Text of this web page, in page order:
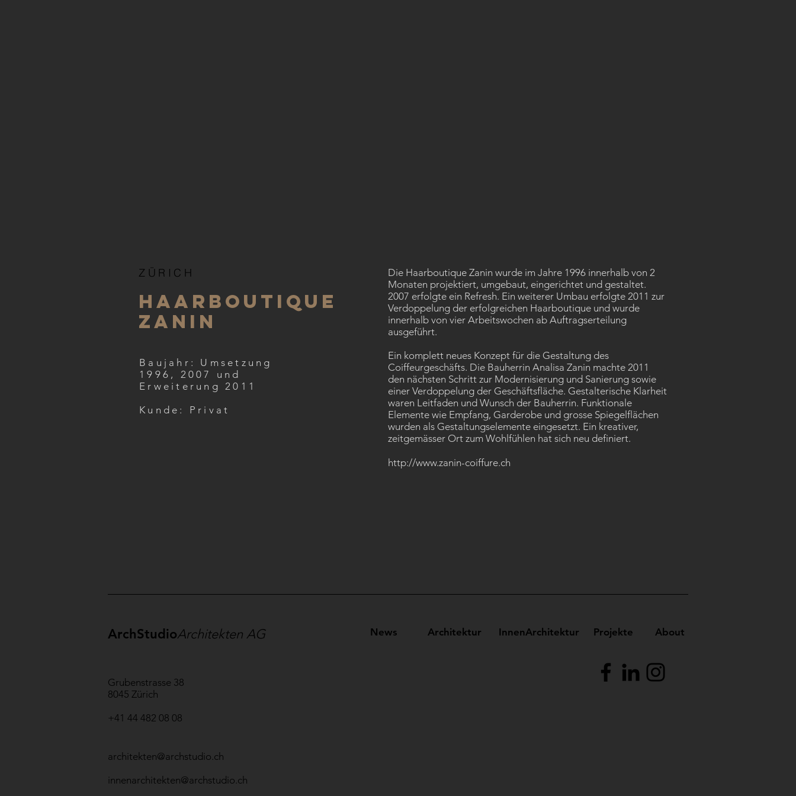
ZÜRICH
Haarboutique
Zanin
Baujahr: Umsetzung
1996, 2007 und
Erweiterung 2011
Kunde: Privat
Die Haarboutique Zanin wurde im Jahre 1996 innerhalb von 2
Monaten projektiert, umgebaut, eingerichtet und gestaltet.
2007 erfolgte ein Refresh. Ein weiterer Umbau erfolgte 2011 zur
Verdoppelung der erfolgreichen Haarboutique und wurde
innerhalb von vier Arbeitswochen ab Auftragserteilung
ausgeführt.
Ein komplett neues Konzept für die Gestaltung des
Coiffeurgeschäfts. Die Bauherrin Analisa Zanin machte 2011
den nächsten Schritt zur Modernisierung und Sanierung sowie
einer Verdoppelung der Geschäftsfläche. Gestalterische Klarheit
waren Leitfaden und Wunsch der Bauherrin. Funktionale
Elemente wie Empfang, Garderobe und grosse Spiegelflächen
wurden als Gestaltungselemente eingesetzt. Ein kreativer,
zeitgemässer Ort zum Wohlfühlen hat sich neu definiert.
http://www.zanin-coiffure.ch
ArchStudioArchitekten AG
Grubenstrasse 38
8045 Zürich
+41 44 482 08 08
News Architektur InnenArchitektur Projekte About
architekten@archstudio.ch
innenarchitekten@archstudio.ch